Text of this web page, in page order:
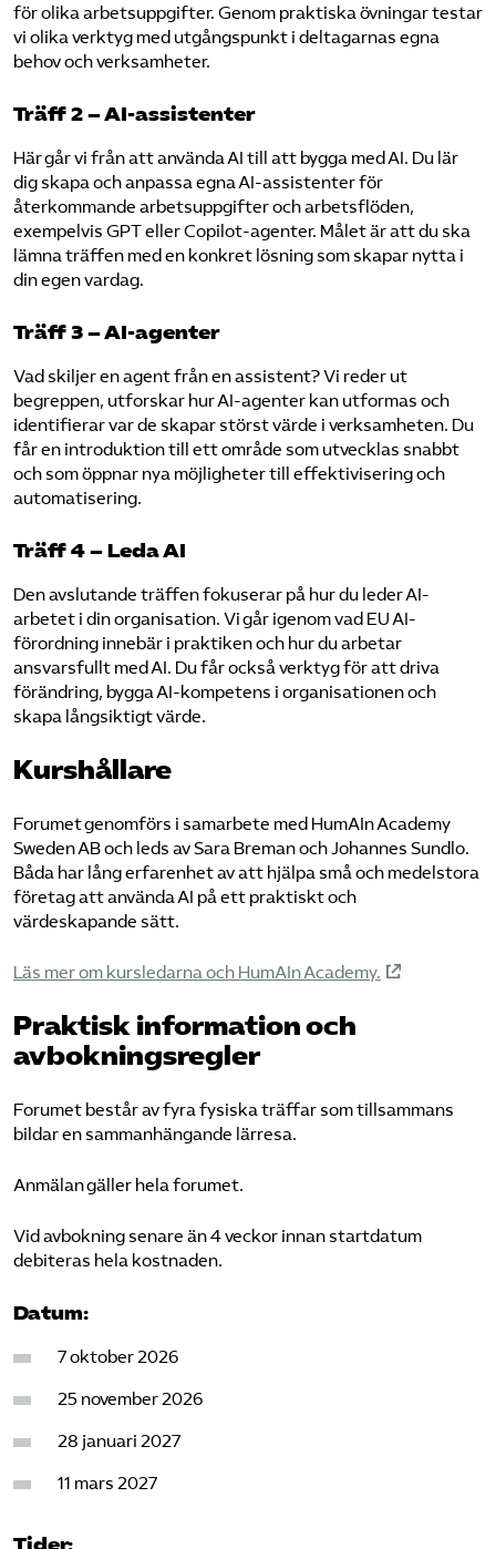
för olika arbetsuppgifter. Genom praktiska övningar testar
vi olika verktyg med utgångspunkt i deltagarnas egna
behov och verksamheter.
Träff 2 – AI-assistenter
Här går vi från att använda AI till att bygga med AI. Du lär
dig skapa och anpassa egna AI-assistenter för
återkommande arbetsuppgifter och arbetsflöden,
exempelvis GPT eller Copilot-agenter. Målet är att du ska
lämna träffen med en konkret lösning som skapar nytta i
din egen vardag.
Träff 3 – AI-agenter
Vad skiljer en agent från en assistent? Vi reder ut
begreppen, utforskar hur AI-agenter kan utformas och
identifierar var de skapar störst värde i verksamheten. Du
får en introduktion till ett område som utvecklas snabbt
och som öppnar nya möjligheter till effektivisering och
automatisering.
Träff 4 – Leda AI
Den avslutande träffen fokuserar på hur du leder AI-
arbetet i din organisation. Vi går igenom vad EU AI-
förordning innebär i praktiken och hur du arbetar
ansvarsfullt med AI. Du får också verktyg för att driva
förändring, bygga AI-kompetens i organisationen och
skapa långsiktigt värde.
Kurshållare
Forumet genomförs i samarbete med HumAIn Academy
Sweden AB och leds av Sara Breman och Johannes Sundlo.
Båda har lång erfarenhet av att hjälpa små och medelstora
företag att använda AI på ett praktiskt och
värdeskapande sätt.
Läs mer om kursledarna och HumAIn Academy.
Praktisk information och
avbokningsregler
Forumet består av fyra fysiska träffar som tillsammans
bildar en sammanhängande lärresa.
Anmälan gäller hela forumet.
Vid avbokning senare än 4 veckor innan startdatum
debiteras hela kostnaden.
Datum:
7 oktober 2026
25 november 2026
28 januari 2027
11 mars 2027